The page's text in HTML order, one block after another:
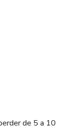
Comece
a vida
uma vida de
uma vida
de 5 a 10